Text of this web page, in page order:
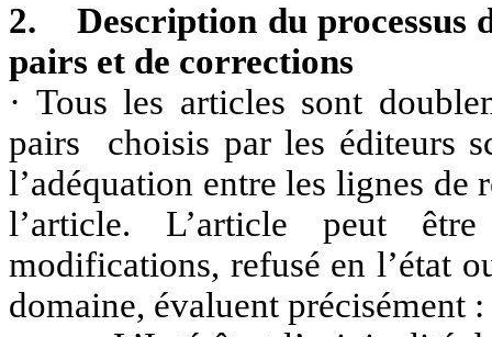
2.Description du processus
pairs et de corrections
· Tous les articles sont
pairs choisis par les éditeurs
l’adéquation entre les lignes de
l’article. L’article peut
modifications, refusé en l’état
domaine, évaluent précisément :